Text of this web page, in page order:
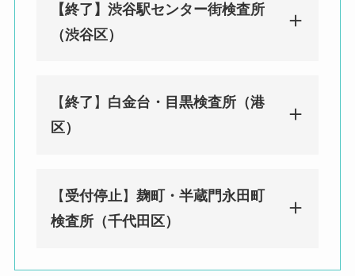
【終了】渋谷駅センター街検査所
（渋谷区）
アルビル1F
渋谷駅徒歩２分／神泉駅徒歩 8 分
【終了 】 白金台・目黒検査所（港
区）
みんなのPCR 白金台・目黒検査所
【 受付停止】 麹町・半蔵門永田町
検査所（千代田区）